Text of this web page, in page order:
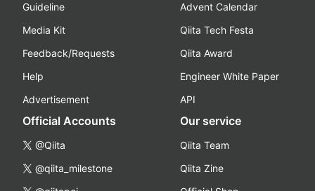
Guideline
Media Kit
Feedback/Requests
Help
Advertisement
Advent Calendar
Qiita Tech Festa
Qiita Award
Engineer White Paper
API
Official Accounts
@Qiita
@qiita_milestone
Our service
Qiita Team
Qiita Zine